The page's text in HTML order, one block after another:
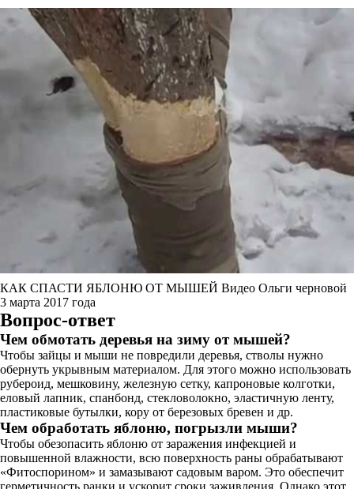
КАК СПАСТИ ЯБЛОНЮ ОТ МЫШЕЙ Видео Ольги черновой
3 марта 2017 года
Вопрос-ответ
Чем обмотать деревья на зиму от мышей?
Чтобы зайцы и мыши не повредили деревья, стволы нужно
обернуть укрывным материалом. Для этого можно использовать
рубероид, мешковину, железную сетку, капроновые колготки,
еловый лапник, спанбонд, стекловолокно, эластичную ленту,
пластиковые бутылки, кору от березовых бревен и др.
Чем обработать яблоню, погрызли мыши?
Чтобы обезопасить яблоню от заражения инфекцией и
повышенной влажности, всю поверхность раны обрабатывают
«Фитоспорином» и замазывают садовым варом. Это обеспечит
герметичность ранки и ускорит сроки заживления. Однако этот